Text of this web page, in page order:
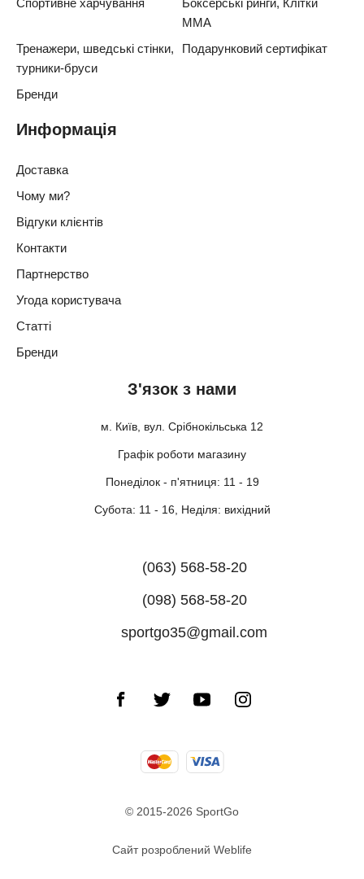
З'язок з нами
м. Київ, вул. Срібнокільська 12
Графік роботи магазину
Понеділок - п'ятниця: 11 - 19
Субота: 11 - 16, Неділя: вихідний
(063) 568-58-20
(098) 568-58-20
sportgo35@gmail.com
Спортивне харчування
Боксерські ринги, Клітки
ММА
Тренажери, шведські стінки,
турники-бруси
Подарунковий сертифікат
Бренди
Информація
Доставка
Чому ми?
Відгуки клієнтів
Контакти
Партнерство
Угода користувача
Статті
Бренди
© 2015-2026 SportGo
Сайт розроблений Weblife